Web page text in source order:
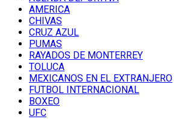
AMERICA
CHIVAS
CRUZ AZUL
PUMAS
RAYADOS DE MONTERREY
TOLUCA
MEXICANOS EN EL EXTRANJERO
FUTBOL INTERNACIONAL
BOXEO
UFC